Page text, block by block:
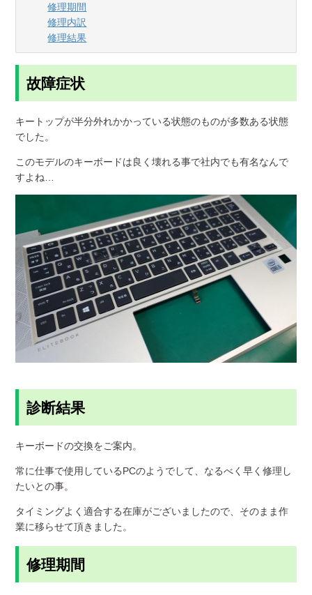
修理期間
修理内訳
修理結果
故障症状
キートップが半分外れかかっている状態のものが多数ある状態
でした。
このモデルのキーボードは良く壊れる事で社内でも有名なんで
すよね…
診断結果
キーボードの交換をご案内。
常に仕事で使用しているPCのようでして、なるべく早く修理し
たいとの事。
タイミングよく適合する在庫がございましたので、そのまま作
業に移らせて頂きました。
修理期間